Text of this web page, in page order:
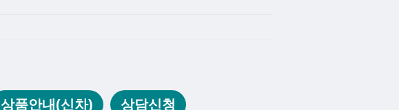
상품안내(신차) 상담신청